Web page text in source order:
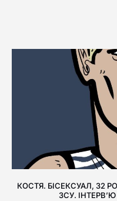
КОСТЯ. БІСЕКСУАЛ, 32
ЗСУ.